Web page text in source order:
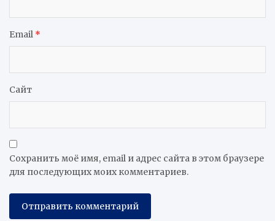
Email *
Сайт
Сохранить моё имя, email и адрес сайта в этом браузере
для последующих моих комментариев.